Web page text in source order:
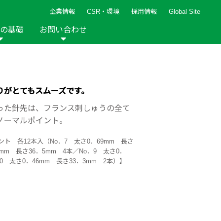
企業情報 CSR・環境 採用情報 Global Site
ルト
手芸用品 編み針
ッズ ペーパークラフト
基礎 お問い合わせ
とてもスムーズです。
た針先は、フランス刺しゅうの全て
マルポイント。
ト 各12本入（No．7 太さ0．69mm 長さ
長さ36．5mm 4本／No．9 太さ0．
太さ0．46mm 長さ33．3mm 2本）】